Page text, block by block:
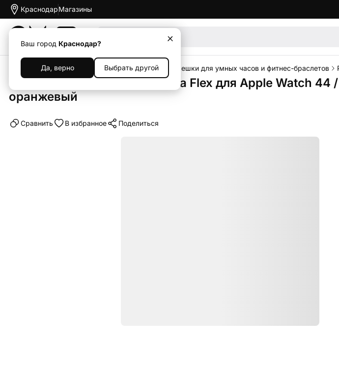
Краснодар
Ваш город Краснодар?
Да, верно Выбрать другой
Магазины
Каталог Аксессуары Ремешки Ремешки для умных часов и фитнес-браслетов
Блочный браслет UNIQ Strova Flex для Apple Watch
оранжевый
Cравнить В избранное Поделиться